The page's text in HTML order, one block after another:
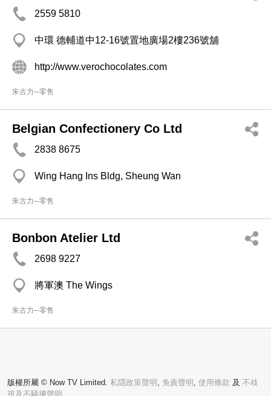
2559 5810
中環 德輔道中12-16號置地廣場2樓236號舖
http://www.verochocolates.com
朱古力─零售
Belgian Confectionery Co Ltd
2838 8675
Wing Hang Ins Bldg, Sheung Wan
朱古力─零售
Bonbon Atelier Ltd
2698 9227
將軍澳 The Wings
朱古力─零售
版權所屬 © Now TV Limited. 私隱政策聲明 , 免責聲明 , 使用條款 及 不歧
視及不騷擾聲明。